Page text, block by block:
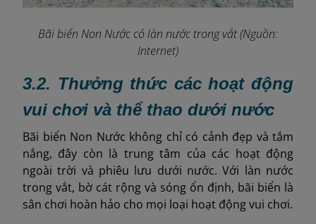
Bãi biển Non Nước có làn nước trong vắt (Nguồn:
Internet)
3.2. Thưởng thức các hoạt động
vui chơi và thể thao dưới nước
Bãi biển Non Nước không chỉ có cảnh đẹp và tắm
nắng, đây còn là trung tâm của các hoạt động
ngoài trời và phiêu lưu dưới nước. Với làn nước
trong vắt, bờ cát rộng và sóng ổn định, bãi biển là
sân chơi hoàn hảo cho mọi loại hoạt động vui chơi.